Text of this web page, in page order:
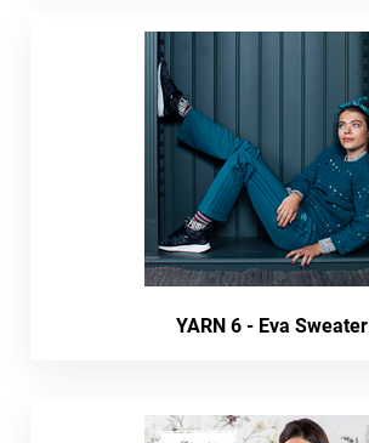
YARN 6 - Eva Sweater